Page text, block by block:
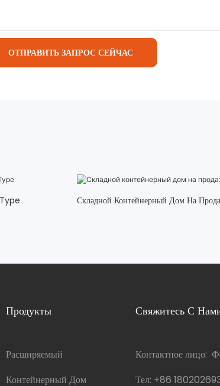
ОТПРАВИТЬ ЗАПРОС СЕЙЧАС
Складной Контейнерный Дом На
Продукты
Расширяемый
Контейнерный Дом
Свяжитесь С
Контактное лицо:
Тел: +86